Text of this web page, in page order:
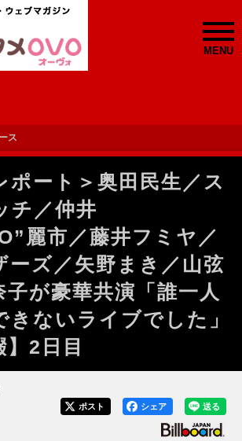
MENU
ス
ポート＞奥田民生／ス
チ／仲井
麗市／藤井フミヤ／
ーズ／矢野まき／山弦
子が豪華共演「誰一人
きないライブでした」
】2日目
送る
シェア
ポスト